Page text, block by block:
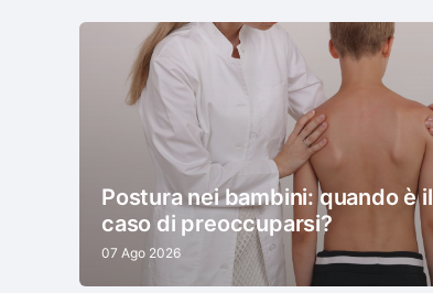
Postura nei bambini: quando è il
caso di preoccuparsi?
07 Ago 2026